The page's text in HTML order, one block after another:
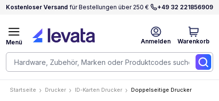
Kostenloser Versand für Bestellungen über 250 € +49 32 221856909
Anmelden Warenkorb
Menü
Startseite Drucker ID-Karten Drucker Doppelseitige Drucker